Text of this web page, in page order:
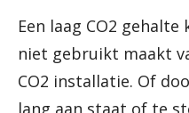
Een laag CO2
niet gebruikt maakt
CO2 installatie. Of
lang aan staat of te